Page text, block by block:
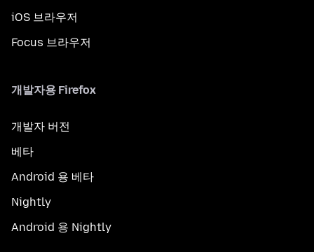
iOS 브라우저
Focus 브라우저
개발자용 Firefox
개발자 버전
베타
Android 용 베타
Nightly
Android 용 Nightly